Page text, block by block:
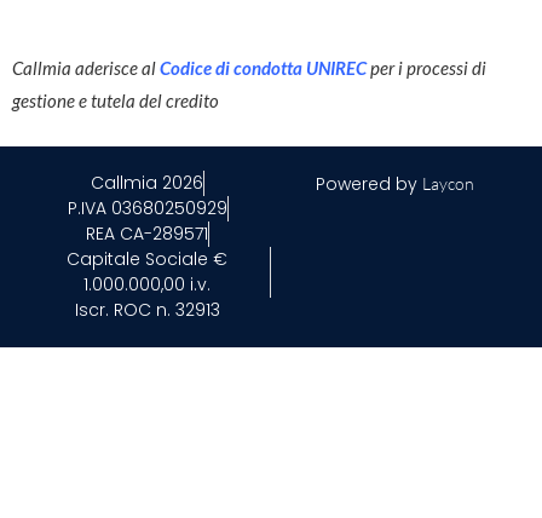
Callmia aderisce alCodice di condotta UNIRECper i processi di
gestione e tutela del credito
Callmia 2026
P.IVA 03680250929
REA CA-289571
Capitale Sociale €
1.000.000,00 i.v.
Iscr. ROC n. 32913
Powered by Laycon